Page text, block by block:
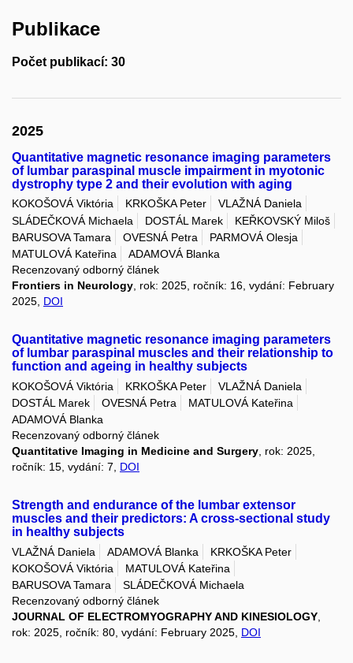
Publikace
Počet publikací: 30
2025
Quantitative magnetic resonance imaging parameters
of lumbar paraspinal muscle impairment in myotonic
dystrophy type 2 and their evolution with aging
KOKOŠOVÁ Viktória KRKOŠKA Peter
VLAŽNÁ Daniela
SLÁDEČKOVÁ Michaela
DOSTÁL Marek
KEŘKOVSKÝ Miloš
BARUSOVA Tamara
OVESNÁ Petra
PARMOVÁ Olesja
MATULOVÁ Kateřina
ADAMOVÁ Blanka
Recenzovaný odborný článek
Frontiers in Neurology, rok: 2025, ročník: 16, vydání: February
2025, DOI
Quantitative magnetic resonance imaging parameters
of lumbar paraspinal muscles and their relationship to
function and ageing in healthy subjects
KOKOŠOVÁ Viktória KRKOŠKA Peter
VLAŽNÁ Daniela
DOSTÁL Marek
OVESNÁ Petra
MATULOVÁ Kateřina
ADAMOVÁ Blanka
Recenzovaný odborný článek
Quantitative Imaging in Medicine and Surgery, rok: 2025,
ročník: 15, vydání: 7, DOI
Strength and endurance of the lumbar extensor
muscles and their predictors: A cross-sectional study
in healthy subjects
VLAŽNÁ Daniela ADAMOVÁ Blanka
KRKOŠKA Peter
KOKOŠOVÁ Viktória
MATULOVÁ Kateřina
BARUSOVA Tamara
SLÁDEČKOVÁ Michaela
Recenzovaný odborný článek
JOURNAL OF ELECTROMYOGRAPHY AND KINESIOLOGY
rok: 2025, ročník: 80, vydání: February 2025, DOI